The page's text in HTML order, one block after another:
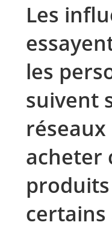
Les
les
suivent
réseaux
acheter
certains